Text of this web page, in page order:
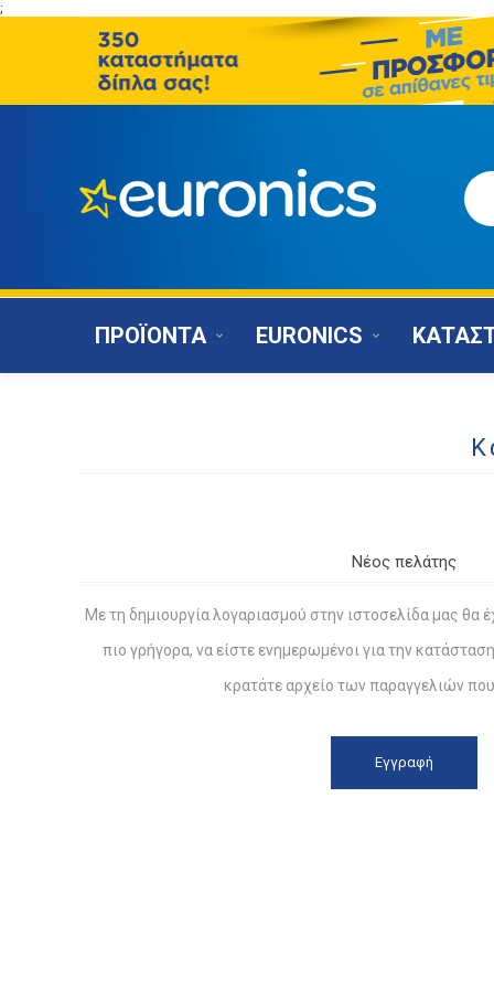
;
ΠΡΟΪΟΝΤΑ EURONICS
Νέος πελάτης
Με τη δημιουργία λογαριασμού στην ιστοσελίδα μας θα
πιο γρήγορα, να είστε ενημερωμένοι για την
κρατάτε αρχείο των παραγγελιών που